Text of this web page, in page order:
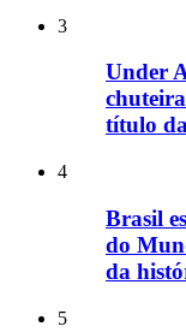
3
Under
título
4
Brasil
do
da
5